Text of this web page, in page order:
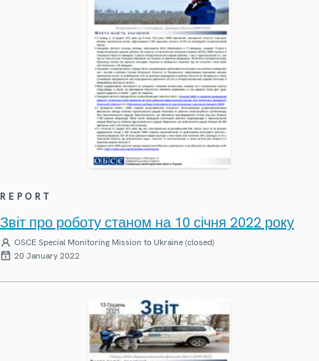
REPORT
Звіт про роботу станом на 10 січня 2022 року
OSCE Special Monitoring Mission to Ukraine (closed)
20 January 2022